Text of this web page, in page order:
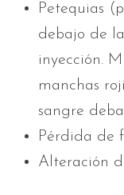
Petequias
debajo de
inyección.
manchas
sangre
Pérdida de
Alteración